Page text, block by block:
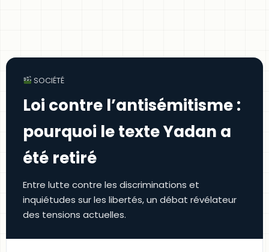
SOCIÉTÉ
Loi contre l’antisémitisme :
pourquoi le texte Yadan a
été retiré
Entre lutte contre les discriminations et
inquiétudes sur les libertés, un débat révélateur
des tensions actuelles.